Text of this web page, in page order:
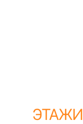
ЭТАЖИ